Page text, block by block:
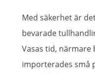
Med säkerhet är
bevarade
Vasas tid, närmare
importerades små